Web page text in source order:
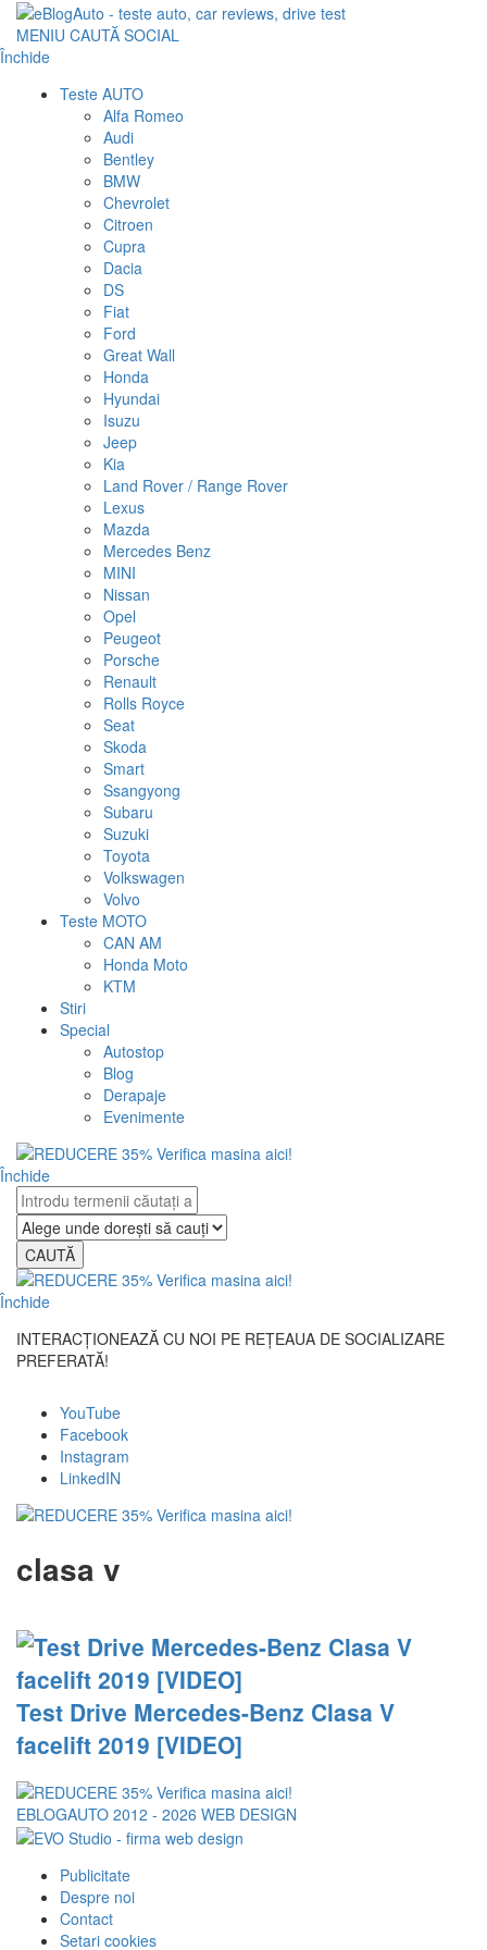
MENIU CAUTĂ SOCIAL
Închide
Teste AUTO
Alfa Romeo
Audi
Bentley
BMW
Chevrolet
Citroen
Cupra
Dacia
DS
Fiat
Ford
Great Wall
Honda
Hyundai
Isuzu
Jeep
Kia
Land Rover / Range Rover
Lexus
Mazda
Mercedes Benz
MINI
Nissan
Opel
Peugeot
Porsche
Renault
Rolls Royce
Seat
Skoda
Smart
Ssangyong
Subaru
Suzuki
Toyota
Volkswagen
Volvo
Teste MOTO
CAN AM
Honda Moto
KTM
Stiri
Special
Autostop
Blog
Derapaje
Evenimente
Închide
CAUTĂ
Închide
INTERACȚIONEAZĂ CU NOI PE REȚEAUA DE SOCIALIZARE
PREFERATĂ!
YouTube
Facebook
Instagram
LinkedIN
clasa v
Test Drive Mercedes-Benz Clasa V
facelift 2019 [VIDEO]
EBLOGAUTO 2012 - 2026 WEB DESIGN
Publicitate
Despre noi
Contact
Setari cookies